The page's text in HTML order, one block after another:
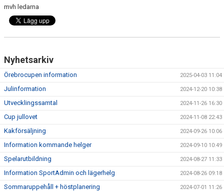
TRUPPEN
BILDGALLERI
DOKUMENT
mvh ledarna
Nyhetsarkiv
Örebrocupen information 2025-04-03 11:04
Julinformation 2024-12-20 10:38
Utvecklingssamtal 2024-11-26 16:30
Cup jullovet 2024-11-08 22:43
Kakförsäljning 2024-09-26 10:06
Information kommande helger 2024-09-10 10:49
Spelarutbildning 2024-08-27 11:33
Information SportAdmin och lägerhelg 2024-08-26 09:18
Sommaruppehåll + höstplanering 2024-07-01 11:26